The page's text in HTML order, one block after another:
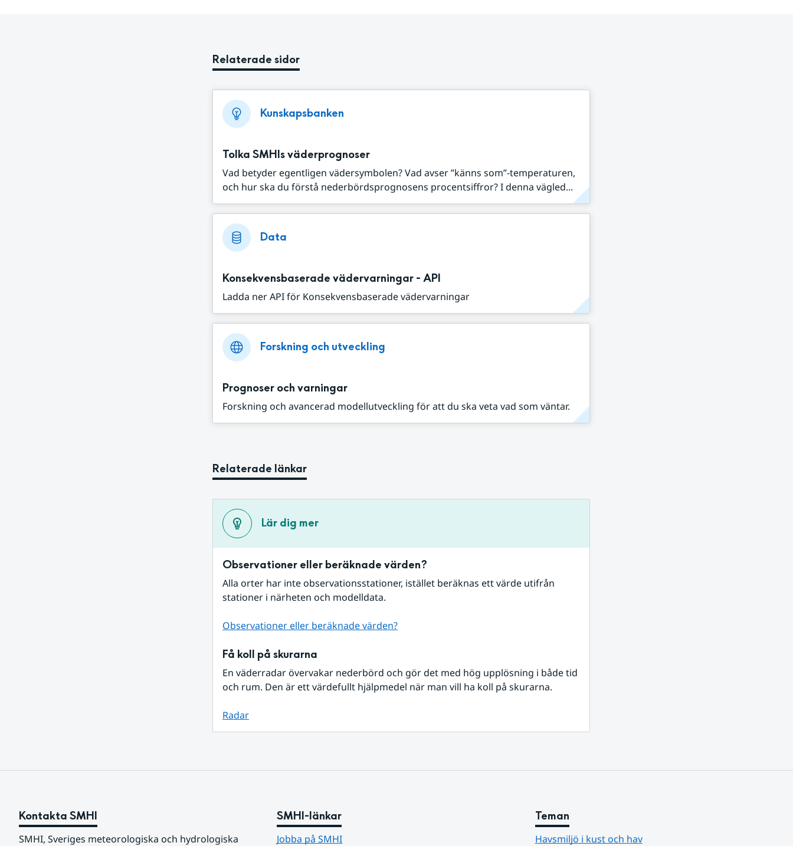
Relaterade sidor
Kunskapsbanken
Tolka SMHIs väderprognoser
Vad betyder egentligen vädersymbolen? Vad avser ”känns som”-temperaturen,
och hur ska du förstå nederbördsprognosens procentsiffror? I denna vägled...
Data
Konsekvensbaserade vädervarningar - API
Ladda ner API för Konsekvensbaserade vädervarningar
Forskning och utveckling
Prognoser och varningar
Forskning och avancerad modellutveckling för att du ska veta vad som väntar.
Relaterade länkar
Lär dig mer
Observationer eller beräknade värden?
Alla orter har inte observationsstationer, istället beräknas ett värde utifrån
stationer i närheten och modelldata.
Observationer eller beräknade värden?
Få koll på skurarna
En väderradar övervakar nederbörd och gör det med hög upplösning i både tid
och rum. Den är ett värdefullt hjälpmedel när man vill ha koll på skurarna.
Radar
Kontakta SMHI
SMHI, Sveriges meteorologiska och hydrologiska
SMHI-länkar
Jobba på SMHI
Teman
Havsmiljö i kust och hav